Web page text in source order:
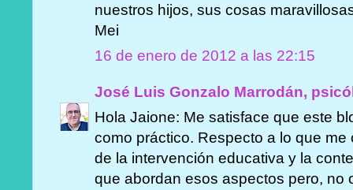
nuestros hijos, sus cosas
Mei
16 de enero de 2012 a las 22:15
José Luis Gonzalo Marrodán,
Hola Jaione: Me satisface que este
como práctico. Respecto a lo que
de la intervención educativa y la
que abordan esos aspectos pero, no